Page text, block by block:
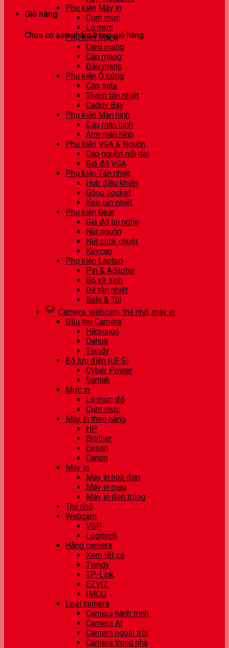
Giỏ hàng
Chưa có sản phẩm trong giỏ hàng.
Phụ kiện Máy in
Cụm mực
Lọ mực
Phụ kiện Mạng
Card mạng
Cáp mạng
Đầu mạng
Phụ kiện Ổ cứng
Cáp sata
Thanh tản nhiệt
Caddy Bay
Phụ kiện Màn hình
Cáp màn hình
Arm màn hình
Phụ kiện VGA & Nguồn
Cáp nguồn nối dài
Giá đỡ VGA
Phụ kiện Tản nhiệt
Hub điều khiển
Gông socket
Keo tản nhiệt
Phụ kiện Gear
Giá đỡ tai nghe
Nút nguồn
Nút click chuột
Keycap
Phụ kiện Laptop
Pin & Adapter
Bộ vệ sinh
Đế tản nhiệt
Balo & Túi
Camera, webcam, thẻ nhớ, máy in
Đầu thu Camera
Hikvision
Dahua
Tiandy
Bộ lưu điện (UPS)
Cyber Power
Santak
Mực in
Lọ mực đổ
Cụm mực
Máy in theo hãng
HP
Brother
Epson
Canon
Máy in
Máy in hoá đơn
Máy in màu
Máy in đen trắng
Thẻ nhớ
Webcam
VSP
Logitech
Hãng camera
Xem tất cả
Tiandy
TP-Link
EZVIZ
IMOU
Loại camera
Camera hành trình
Camera AI
Camera ngoài trời
Camera trong nhà